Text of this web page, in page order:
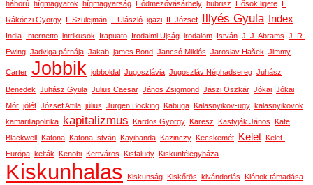
háború hígmagyarok hígmagyarság Hódmezővásárhely hübrisz Hősök ligete
Rákóczi György
I. Szulejmán I. Ulászló igazi II. József Illyés Gyula Index
India Internetto intrikusok Irapuato Irodalmi Ujság irodalom István J. J. Abrams J. R.
Ewing Jadviga párnája Jakab james Bond Jancsó Miklós Jaroslav Hašek Jimmy
Carter Jobbik jobboldal Jugoszlávia Jugoszláv Néphadsereg Juhász
Benedek Juhász Gyula Julius Caesar János Zsigmond Jászi Oszkár Jókai Jókai
Mór jólét József Attila július Jürgen Böcking Kabuga Kalasnyikov-ügy kalasnyikovok
kamarillapolitika kapitalizmus Kardos György Karesz Kastyják János
Kate
Blackwell
Katona Katona István Kayibanda Kazinczy Kecskemét Kelet
Kelet-
Európa kelták Kenobi Kertváros Kisfaludy Kiskunfélegyháza
Kiskunhalas Kiskunság Kiskőrös kivándorlás Klónok támadása